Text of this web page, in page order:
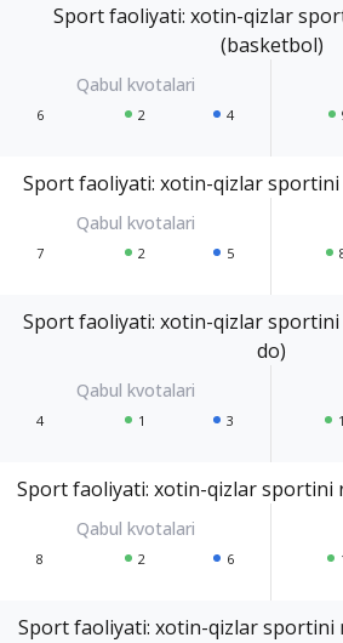
Sport faoliyati: xotin-qizlar
(basketbol)
6 2 4
Sport faoliyati: xotin-qizlar
7 2 5
Sport faoliyati: xotin-qizlar
do)
4 1 3
Sport faoliyati: xotin-qizlar
8 2 6
Sport faoliyati: xotin-qizlar